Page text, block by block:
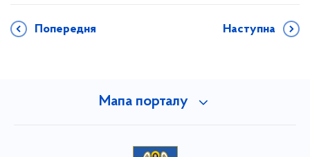
Попередня Наступна
Мапа порталу